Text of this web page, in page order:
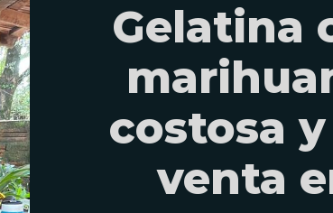
Gelatina
costosa
venta